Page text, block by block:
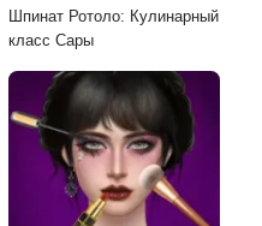
Шпинат Ротоло: Кулинарный
класс Сары